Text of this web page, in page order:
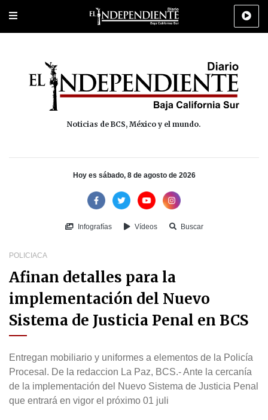
Portada Los Cabos Policiaca Deportes Cultura
Noticias de BCS, México y el mundo.
Hoy es sábado, 8 de agosto de 2026
Infografías Vídeos Buscar
POLICIACA
Afinan detalles para la
implementación del Nuevo
Sistema de Justicia Penal en BCS
Entregan mobiliario y uniformes a elementos de la Policía
Procesal. De la redaccion La Paz, BCS.- Ante la cercanía
de la implementación del Nuevo Sistema de Justicia Penal
que entrará en vigor el próximo 01 juli